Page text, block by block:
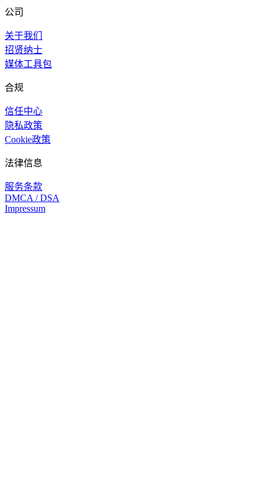
公司
关于我们
招贤纳士
媒体工具包
合规
信任中心
隐私政策
Cookie政策
法律信息
服务条款
DMCA / DSA
Impressum